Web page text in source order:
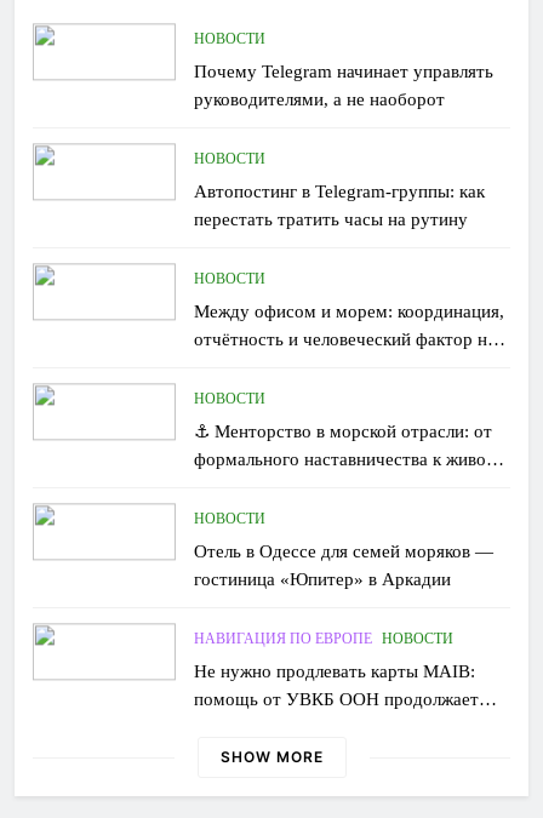
НОВОСТИ
Почему Telegram начинает управлять
руководителями, а не наоборот
НОВОСТИ
Автопостинг в Telegram-группы: как
перестать тратить часы на рутину
НОВОСТИ
Между офисом и морем: координация,
отчётность и человеческий фактор на
НОВОСТИ
⚓ Менторство в морской отрасли: от
формального наставничества к живому
НОВОСТИ
Отель в Одессе для семей моряков —
гостиница «Юпитер» в Аркадии
НАВИГАЦИЯ ПО ЕВРОПЕ НОВОСТИ
Не нужно продлевать карты MAIB:
помощь от УВКБ ООН продолжает
SHOW MORE